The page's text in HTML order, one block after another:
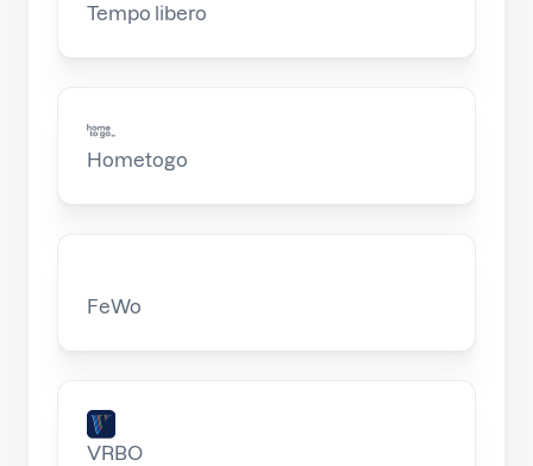
Tempo libero
Hometogo
FeWo
VRBO